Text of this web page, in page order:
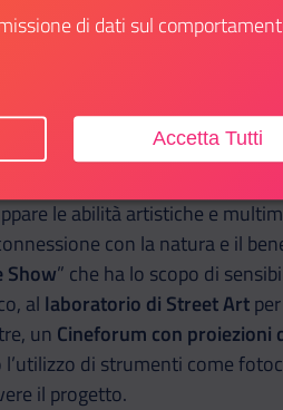
su Facebook
Condividi su Twitter
Condividi su
il talento giovanile e il
previste includonostreet-
psicofisica. A queste
le abilità artistiche e
con la natura e il
Show” che ha lo scopo di
al laboratorio di Street Artper
un Cineforum con proiezioni
di strumenti come
il progetto.
di dati sul
Accetta Tutti